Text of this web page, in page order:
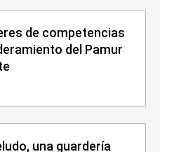
de competencias
del Pamur
una guardería